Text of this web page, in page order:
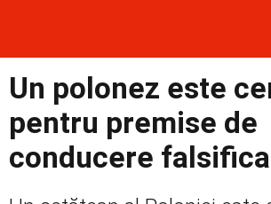
Prima
Politică
Un polonez este
pentru premise de
conducere